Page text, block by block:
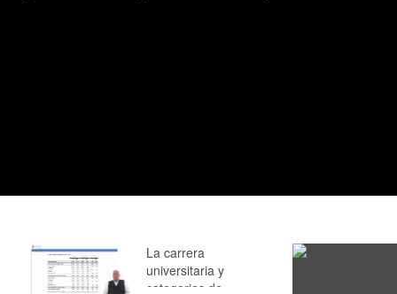
La carrera
universitaria y
categorias de